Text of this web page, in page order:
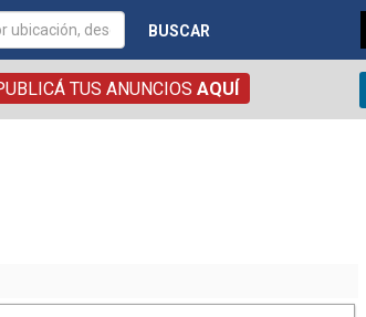
BUSCAR
TUS ANUNCIOS AQUÍ